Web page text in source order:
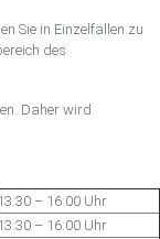
Sie in Einzelfällen zu
des
Daher wird
– 16:00 Uhr
– 16:00 Uhr